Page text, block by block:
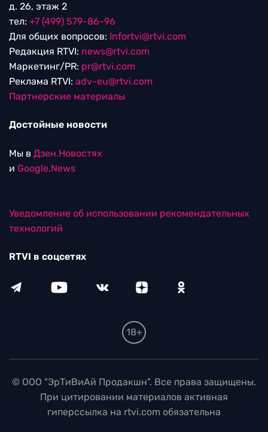
д. 26, этаж 2
тел: +7 (499) 579-86-96
Для общих вопросов: Infortvi@rtvi.com
Редакция RTVI: news@rtvi.com
Маркетинг/PR: pr@rtvi.com
Реклама RTVI: adv-eu@rtvi.com
Партнерские материалы
Достойные новости
Мы в Дзен.Новостях
и Google.News
Уведомление об использовании рекомендательных
технологий
RTVI в соцсетях
18+
© ООО "ЭрТиВиАй Продакшн". Все права защищены.
При цитировании материалов активная
гиперссылка на rtvi.com обязательна